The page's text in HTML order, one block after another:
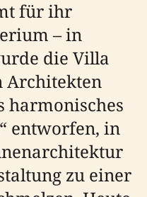
für ihr
– in
die Villa
Architekten
harmonisches
entworfen, in
zu einer